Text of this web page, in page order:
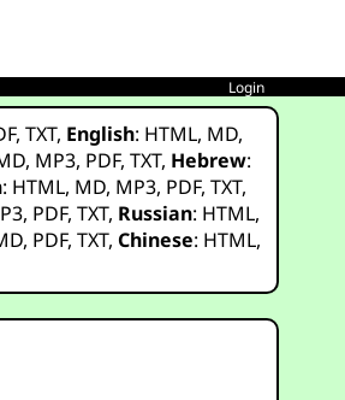
Login
,TXT, English: HTML, MD,
, MP3, PDF,TXT, Hebrew:
: HTML, MD, MP3, PDF,TXT,
, PDF,TXT, Russian: HTML,
, PDF,TXT,Chinese: HTML,